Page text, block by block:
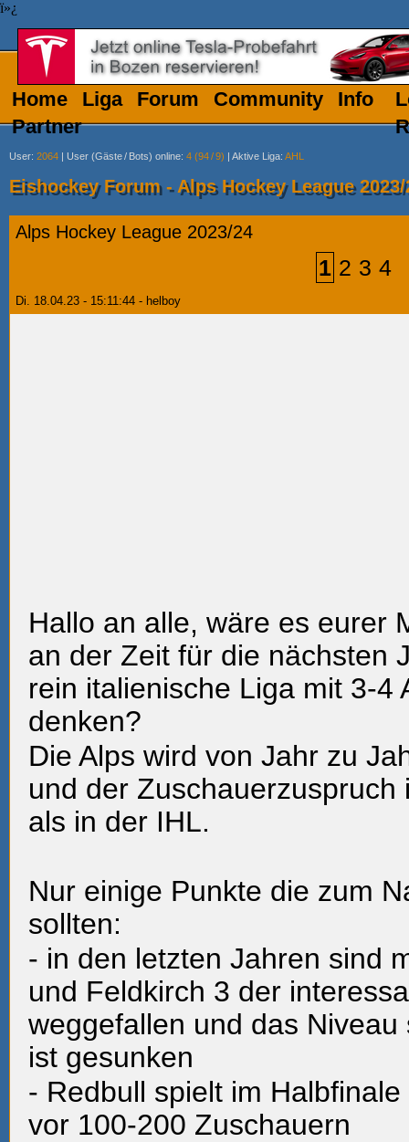
ï»¿
Home Liga Forum Community
Info
Partner
User: 2064 | User (Gäste/ Bots) online: 4 (94/9) | Aktive Liga: AHL
Eishockey Forum - Alps Hockey League 2023/
Alps Hockey League 2023/24
1 2 3 4
Di. 18.04.23 - 15:11:44 - helboy
Hallo an alle, wäre es eurer
an der Zeit für die nächsten
rein italienische Liga mit 3-4
denken?
Die Alps wird von Jahr zu
und der Zuschauerzuspruch
als in der IHL.
Nur einige Punkte die zum
sollten:
- in den letzten Jahren sind
und Feldkirch 3 der
weggefallen und das
ist gesunken
- Redbull spielt im
vor 100-200 Zuschauern